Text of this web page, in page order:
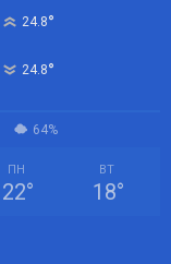
24.8°
24.8°
64%
ПН
22°
ВТ
18°